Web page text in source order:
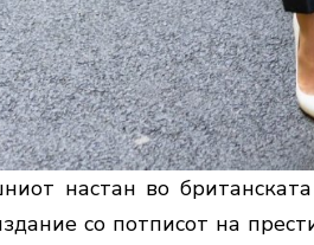
настан во
со потписот на